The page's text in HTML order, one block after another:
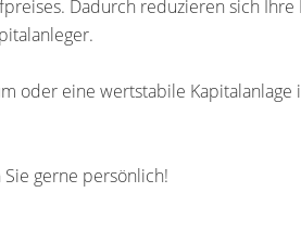
Dadurch reduzieren sich
oder eine wertstabile Kapitalanlage
gerne persönlich!